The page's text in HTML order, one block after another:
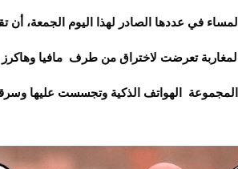
في عددها الصادر لهذا اليوم الجمعة، أن
تعرضت لاختراق من طرف مافيا وهاكرز
المجموعة الهواتف الذكية وتجسست عليها